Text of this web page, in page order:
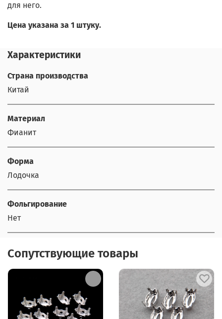
для него.
Цена указана за 1 штуку.
Характеристики
Страна производства
Китай
Материал
Фианит
Форма
Лодочка
Фольгирование
Нет
Сопутствующие товары